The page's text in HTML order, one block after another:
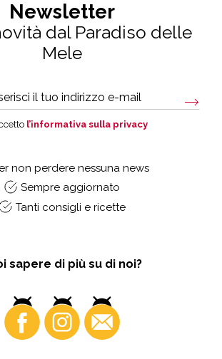
Newsletter
dal Paradiso delle
Mele
l’informativa sulla privacy
non perdere nessuna news
Sempre aggiornato
Tanti consigli e ricette
sapere di più su di noi?